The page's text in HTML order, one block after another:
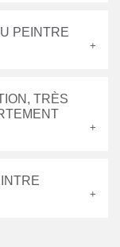
PEINTRE
TRÈS